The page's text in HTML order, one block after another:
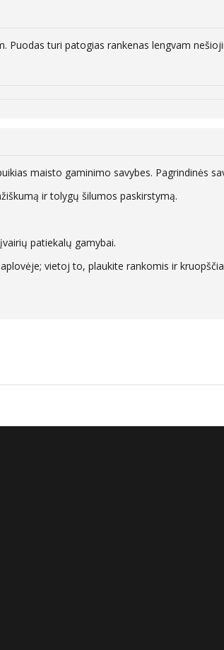
turi patogias rankenas lengvam
maisto gaminimo savybes. Pagrindinės
ir tolygų šilumos paskirstymą.
patiekalų gamybai.
vietoj to, plaukite rankomis ir